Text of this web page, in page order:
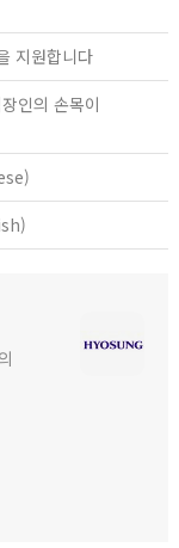
지원합니다
인의 손목이